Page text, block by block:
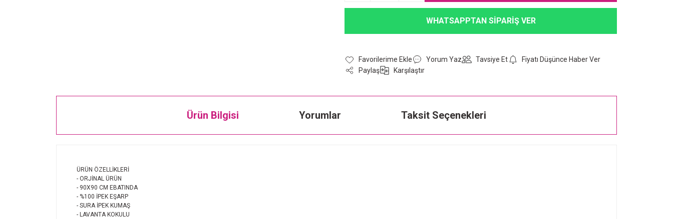
WHATSAPPTAN SİPARİŞ VER
Yorum Yaz Tavsiye Et
Fiyatı Düşünce Haber Ver
Paylaş
Karşılaştır
Ürün Bilgisi Yorumlar Taksit Seçenekleri
ÜRÜN ÖZELLİKLERİ
- ORJİNAL ÜRÜN
- 90X90 CM EBATINDA
- %100 İPEK EŞARP
- SURA İPEK KUMAŞ
- LAVANTA KOKULU